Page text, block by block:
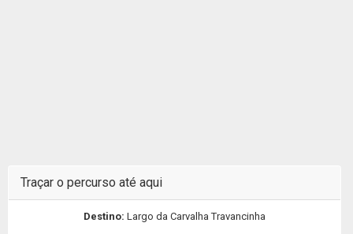
Traçar o percurso até aqui
Destino: Largo da Carvalha Travancinha